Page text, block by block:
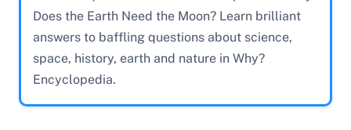
Does the Earth Need the Moon? Learn brilliant
answers to baffling questions about science,
space, history, earth and nature in Why?
Encyclopedia.